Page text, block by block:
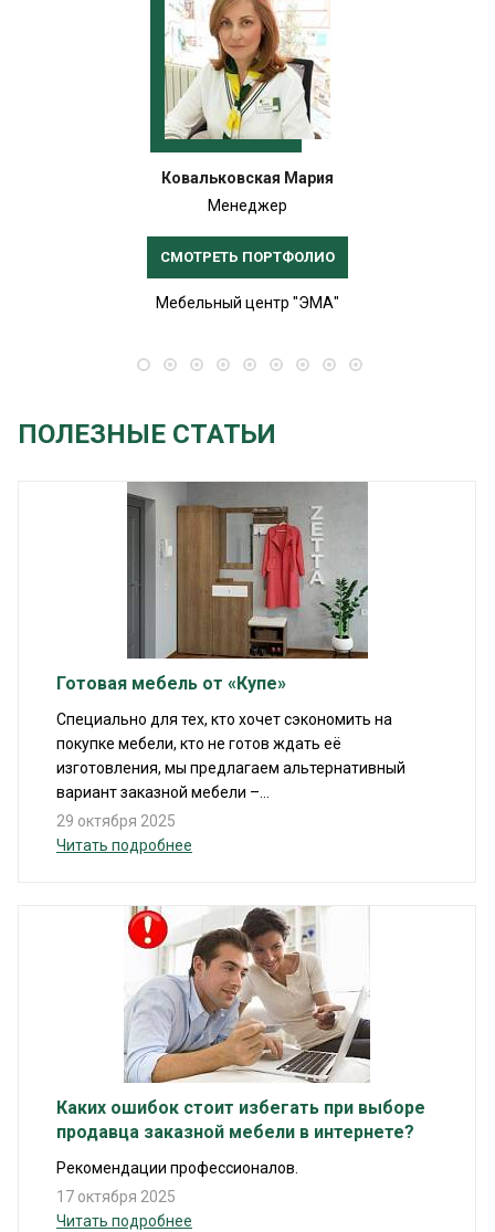
Ковальковская Мария
Менеджер
СМОТРЕТЬ ПОРТФОЛИО
Мебельный центр "ЭМА"
ПОЛЕЗНЫЕ СТАТЬИ
Готовая мебель от «Купе»
Специально для тех, кто хочет сэкономить на
покупке мебели, кто не готов ждать её
изготовления, мы предлагаем альтернативный
вариант заказной мебели –...
29 октября 2025
Читать подробнее
Каких ошибок стоит избегать при выборе
продавца заказной мебели в интернете?
Рекомендации профессионалов.
17 октября 2025
Читать подробнее